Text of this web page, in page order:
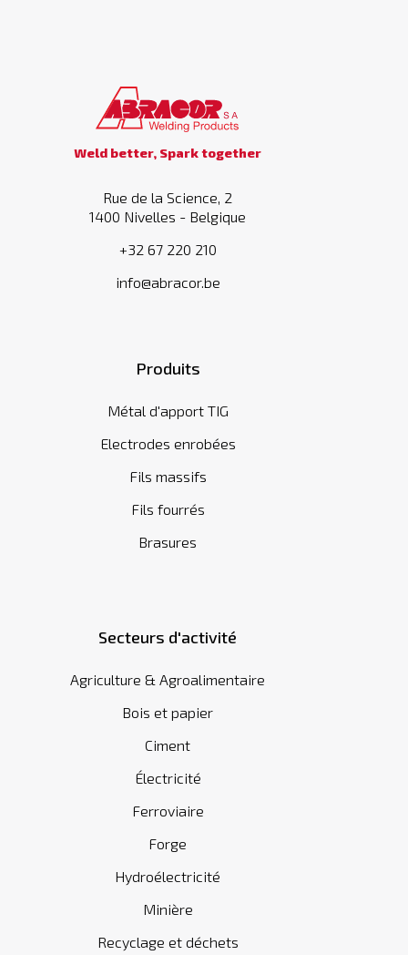
Weld better, Spark together
Rue de la Science, 2
1400 Nivelles - Belgique
+32 67 220 210
info@abracor.be
Produits
Métal d'apport TIG
Electrodes enrobées
Fils massifs
Fils fourrés
Brasures
Secteurs d'activité
Agriculture & Agroalimentaire
Bois et papier
Ciment
Électricité
Ferroviaire
Forge
Hydroélectricité
Minière
Recyclage et déchets